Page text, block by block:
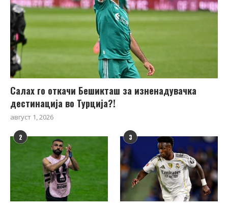
Салах го откачи Бешикташ за изненадувачка
дестинација во Турција?!
август 1, 2026
2 3